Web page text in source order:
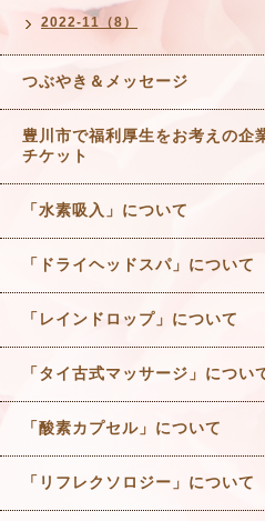
2022-11（8）
つぶやき＆メッセージ
豊川市で福利厚生をお考えの
チケット
「水素吸入」について
「ドライヘッドスパ」について
「レインドロップ」について
「タイ古式マッサージ」につい
「酸素カプセル」について
「リフレクソロジー」について